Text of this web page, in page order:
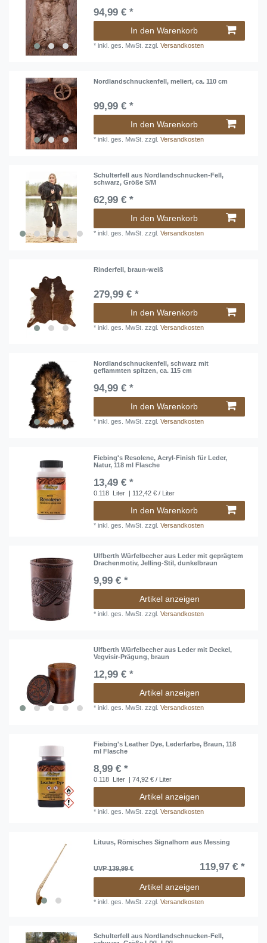
94,99 € *
In den Warenkorb
*inkl. ges. MwSt. zzgl.Versandkosten
Nordlandschnuckenfell, meliert, ca. 110 cm
99,99 € *
In den Warenkorb
*inkl. ges. MwSt. zzgl.Versandkosten
Schulterfell aus Nordlandschnucken-Fell,
schwarz, Größe S/M
62,99 € *
In den Warenkorb
*inkl. ges. MwSt. zzgl.Versandkosten
Rinderfell, braun-weiß
279,99 € *
In den Warenkorb
*inkl. ges. MwSt. zzgl.Versandkosten
Nordlandschnuckenfell, schwarz mit
geflammten spitzen, ca. 115 cm
94,99 € *
In den Warenkorb
*inkl. ges. MwSt. zzgl.Versandkosten
Fiebing's Resolene, Acryl-Finish für Leder,
Natur, 118 ml Flasche
13,49 € *
0.118 Liter | 112,42 € / Liter
In den Warenkorb
*inkl. ges. MwSt. zzgl.Versandkosten
Ulfberth Würfelbecher aus Leder mit geprägtem
Drachenmotiv, Jelling-Stil, dunkelbraun
9,99 € *
Artikel anzeigen
*inkl. ges. MwSt. zzgl.Versandkosten
Ulfberth Würfelbecher aus Leder mit Deckel,
Vegvisir-Prägung, braun
12,99 € *
Artikel anzeigen
*inkl. ges. MwSt. zzgl.Versandkosten
Fiebing's Leather Dye, Lederfarbe, Braun, 118
ml Flasche
8,99 € *
0.118 Liter | 74,92 € / Liter
Artikel anzeigen
*inkl. ges. MwSt. zzgl.Versandkosten
Lituus, Römisches Signalhorn aus Messing
UVP 139,99 € 119,97 € *
Artikel anzeigen
*inkl. ges. MwSt. zzgl.Versandkosten
Schulterfell aus Nordlandschnucken-Fell,